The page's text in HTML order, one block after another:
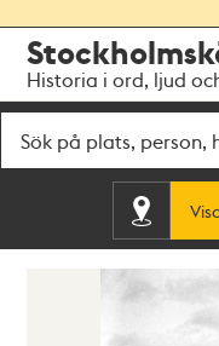
navigationen
huvudinnehållet
Historia i ord, ljud